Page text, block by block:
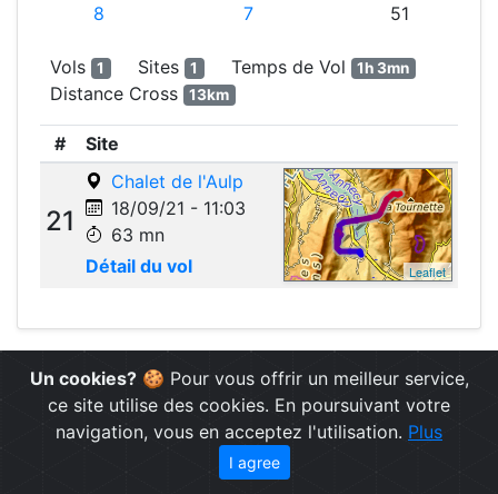
8 7 51
Vols 1 Sites 1 Temps de Vol 1h 3mn
Distance Cross 13km
# Site
21
Chalet de l'Aulp
18/09/21 - 11:03
63 mn
Détail du vol
Leaflet
© 2019 - 2026 - journaldevol.com - Data Provided as
Open Data-Terms & Conditions-Contact
Un cookies?🍪 Pour vous offrir un meilleur service,
ce site utilise des cookies. En poursuivant votre
navigation, vous en acceptez l'utilisation. Plus
I agree